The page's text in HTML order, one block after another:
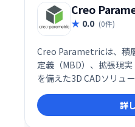
Creo
0.0 (0件)
Creo Parametricは、積
定義（MBD）、拡張現
を備えた3D CADソリュ
法で設計されており、
な機能を活用した製品開
詳